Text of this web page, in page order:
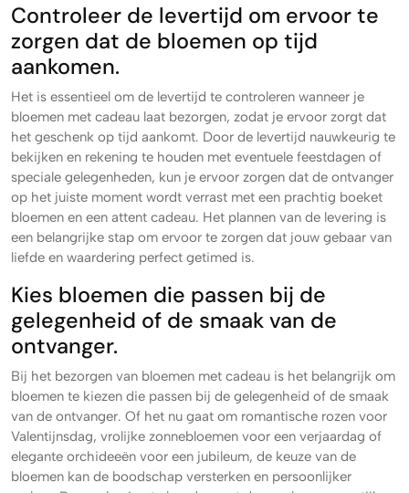
Controleer de levertijd om ervoor te
zorgen dat de bloemen op tijd
aankomen.
Het is essentieel om de levertijd te controleren wanneer je
bloemen met cadeau laat bezorgen, zodat je ervoor zorgt dat
het geschenk op tijd aankomt. Door de levertijd nauwkeurig te
bekijken en rekening te houden met eventuele feestdagen of
speciale gelegenheden, kun je ervoor zorgen dat de ontvanger
op het juiste moment wordt verrast met een prachtig boeket
bloemen en een attent cadeau. Het plannen van de levering is
een belangrijke stap om ervoor te zorgen dat jouw gebaar van
liefde en waardering perfect getimed is.
Kies bloemen die passen bij de
gelegenheid of de smaak van de
ontvanger.
Bij het bezorgen van bloemen met cadeau is het belangrijk om
bloemen te kiezen die passen bij de gelegenheid of de smaak
van de ontvanger. Of het nu gaat om romantische rozen voor
Valentijnsdag, vrolijke zonnebloemen voor een verjaardag of
elegante orchideeën voor een jubileum, de keuze van de
bloemen kan de boodschap versterken en persoonlijker